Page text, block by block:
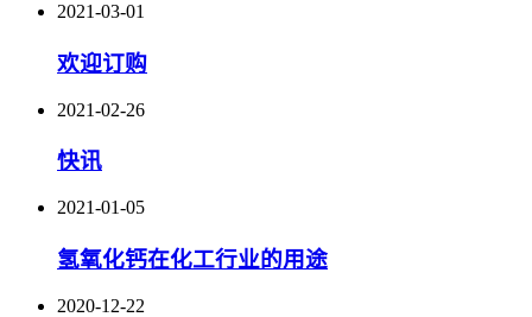
2021-03-01
欢迎订购
2021-02-26
快讯
2021-01-05
氢氧化钙在化工行业的用途
2020-12-22